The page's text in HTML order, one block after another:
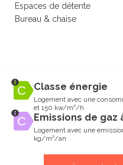
Espaces de détente
Bureau & chaise
Classe énergie
Logement avec une
et 150 kw/m²/h
Emissions de
Logement avec une
kg/m²/an